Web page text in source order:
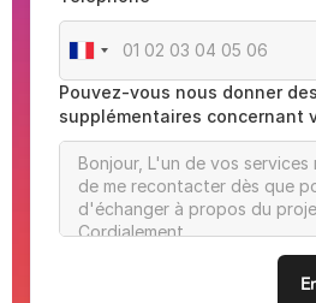
Pouvez-vous nous donner
supplémentaires concernant